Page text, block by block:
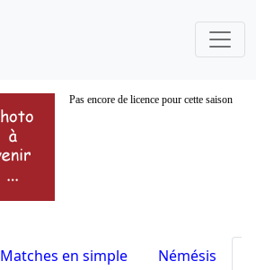
Pas encore de licence pour cette saison
Matches en simple Némésis